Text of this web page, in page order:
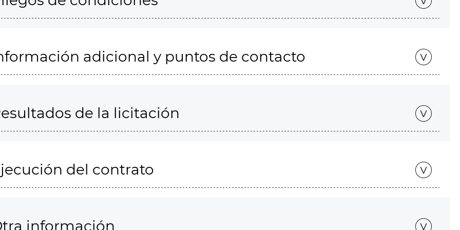
adicional y puntos de contacto
de la licitación
del contrato
información